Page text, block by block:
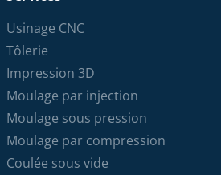
Usinage CNC
Tôlerie
Impression 3D
Moulage par injection
Moulage sous pression
Moulage par compression
Coulée sous vide